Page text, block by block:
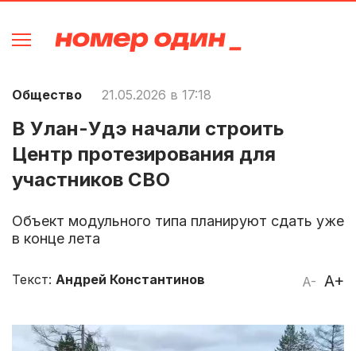
Общество 21.05.2026 в 17:18
В Улан-Удэ начали строить
Центр протезирования для
участников СВО
Объект модульного типа планируют сдать уже
в конце лета
A- A+
Текст: Андрей Константинов